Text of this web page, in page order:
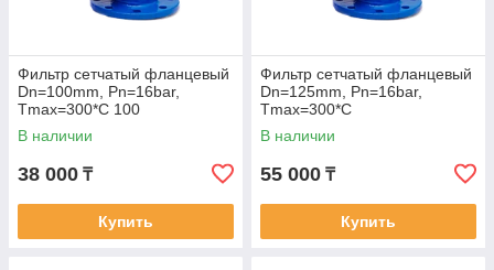
Фильтр сетчатый фланцевый
Dn=100mm, Pn=16bar,
Tmax=300*C 100
В наличии
38 000 ₸
Купить
Фильтр сетчатый фланцевый
Dn=125mm, Pn=16bar,
Tmax=300*C
В наличии
55 000 ₸
Купить